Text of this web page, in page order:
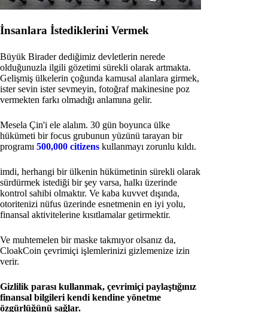
İnsanlara İstediklerini Vermek
Büyük Birader dediğimiz devletlerin nerede
olduğunuzla ilgili gözetimi sürekli olarak artmakta.
Gelişmiş ülkelerin çoğunda kamusal alanlara girmek,
ister sevin ister sevmeyin, fotoğraf makinesine poz
vermekten farkı olmadığı anlamına gelir.
Mesela Çin'i ele alalım. 30 gün boyunca ülke
hükümeti bir focus grubunun yüzünü tarayan bir
programı 500,000 citizens kullanmayı zorunlu kıldı.
imdi, herhangi bir ülkenin hükümetinin sürekli olarak
sürdürmek istediği bir şey varsa, halkı üzerinde
kontrol sahibi olmaktır. Ve kaba kuvvet dışında,
otoritenizi nüfus üzerinde esnetmenin en iyi yolu,
finansal aktivitelerine kısıtlamalar getirmektir.
Ve muhtemelen bir maske takmıyor olsanız da,
CloakCoin çevrimiçi işlemlerinizi gizlemenize izin
verir.
Gizlilik parası kullanmak, çevrimiçi paylaştığınız
finansal bilgileri kendi kendine yönetme
özgürlüğünü sağlar.